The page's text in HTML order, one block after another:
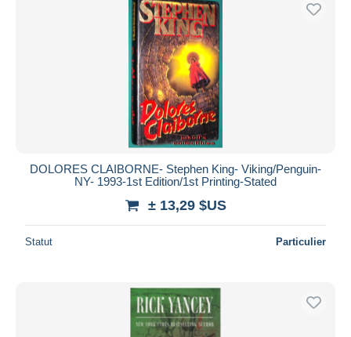
Uniquement en réduction
Livraison gratuite
Méthodes de paiement
Virement bancaire
Mastercard
Bancontact
iDeal
Maestro
DOLORES CLAIBORNE- Stephen King- Viking/Penguin-
NY- 1993-1st Edition/1st Printing-Stated
± 13,29 $US
Statut Particulier